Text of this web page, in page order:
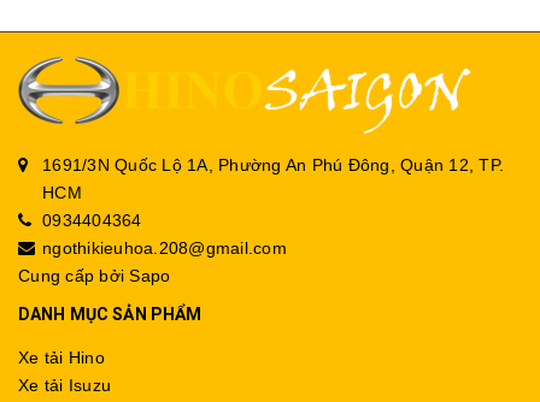
1691/3N Quốc Lộ 1A, Phường An Phú Đông, Quận 12, TP.
HCM
0934404364
ngothikieuhoa.208@gmail.com
Cung cấp bởiSapo
DANH MỤC SẢN PHẨM
Xe tải Hino
Xe tải Isuzu